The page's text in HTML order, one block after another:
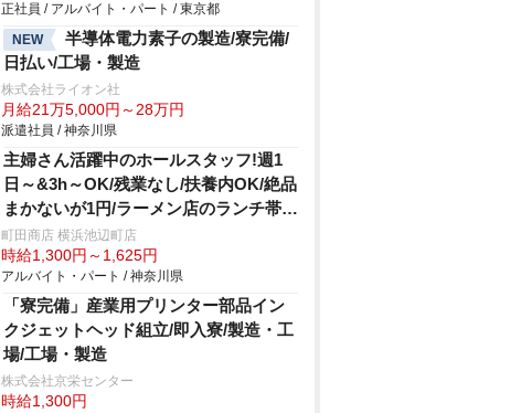
正社員 / アルバイト・パート / 東京都
NEW
半導体電力素子の製造/寮完備/
日払い/工場・製造
株式会社ライオン社
月給21万5,000円～28万円
派遣社員 / 神奈川県
主婦さん活躍中のホールスタッフ!週1
日～&3h～OK/残業なし/扶養内OK/絶品
まかないが1円/ラーメン店のランチ帯ホ
ール/147
町田商店 横浜池辺町店
時給1,300円～1,625円
アルバイト・パート / 神奈川県
「寮完備」産業用プリンター部品イン
クジェットヘッド組立/即入寮/製造・工
場/工場・製造
株式会社京栄センター
時給1,300円